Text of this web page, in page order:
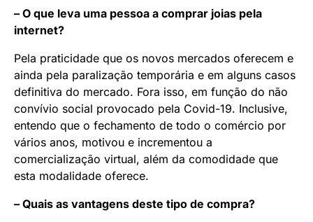
– O que leva uma pessoa a comprar joias pela
internet?
Pela praticidade que os novos mercados oferecem e
ainda pela paralização temporária e em alguns casos
definitiva do mercado. Fora isso, em função do não
convívio social provocado pela Covid-19. Inclusive,
entendo que o fechamento de todo o comércio por
vários anos, motivou e incrementou a
comercialização virtual, além da comodidade que
esta modalidade oferece.
– Quais as vantagens deste tipo de compra?